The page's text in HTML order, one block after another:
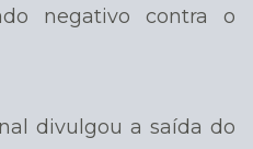
negativo contra o
divulgou a saída do